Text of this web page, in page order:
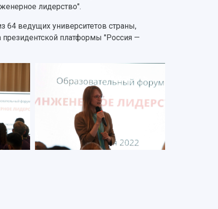
лидерство".
64 ведущих университетов страны,
платформы "Россия —